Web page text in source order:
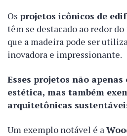
Os projetos icônicos de
têm se destacado ao redor
que a madeira pode ser
inovadora e impressionante.
Esses projetos não
estética, mas também
arquitetônicas
Um exemplo notável é a